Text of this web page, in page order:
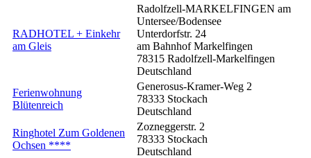
RADHOTEL + Einkehr
am Gleis
Radolfzell-MARKELFINGEN am
Untersee/Bodensee
Unterdorfstr. 24
am Bahnhof Markelfingen
78315 Radolfzell-Markelfingen
Deutschland
Ferienwohnung
Blütenreich
Generosus-Kramer-Weg 2
78333 Stockach
Deutschland
Ringhotel Zum Goldenen
Ochsen ****
Zozneggerstr. 2
78333 Stockach
Deutschland